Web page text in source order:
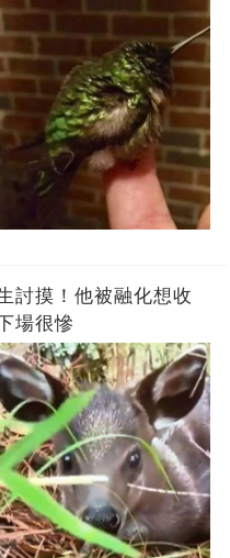
討摸！他被融化想收
場很慘